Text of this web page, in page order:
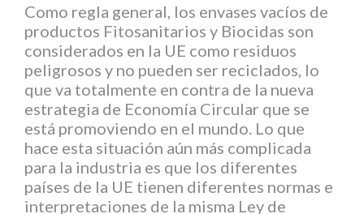
Como regla general, los envases vacíos de
productos Fitosanitarios y Biocidas son
considerados en la UE como residuos
peligrosos y no pueden ser reciclados, lo
que va totalmente en contra de la nueva
estrategia de Economía Circular que se
está promoviendo en el mundo. Lo que
hace esta situación aún más complicada
para la industria es que los diferentes
países de la UE tienen diferentes normas e
interpretaciones de la misma Ley de